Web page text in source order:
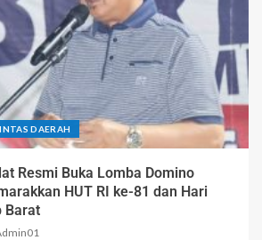
DAERAH
Resmi Buka Lomba Domino
HUT RI ke-81 dan Hari
Barat